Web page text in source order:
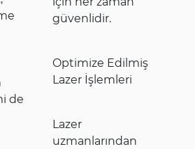
de
güvenlidir.
Optimize Edilmiş
Lazer İşlemleri
Lazer
uzmanlarından